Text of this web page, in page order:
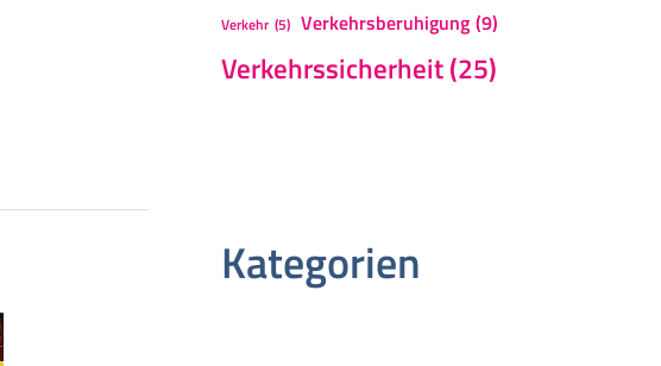
Verkehr (5) Verkehrsberuhigung (9)
Verkehrssicherheit(25)
Kategorien